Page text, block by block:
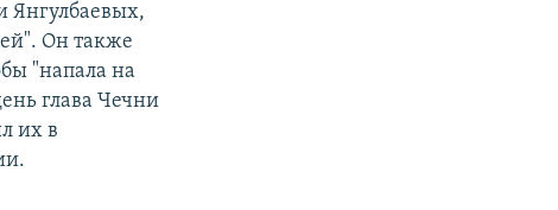
Янгулбаевых,
Он также
"напала на
глава Чечни
их в